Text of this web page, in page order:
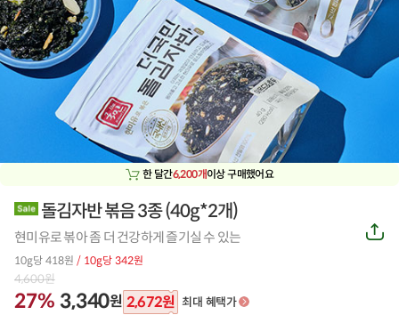
한 달간6,200개이상 구매했어요
돌김자반 볶음 3종 (40g*2개)
현미유로 볶아 좀 더 건강하게 즐기실 수 있는
10g당 418원 / 10g당 342원
4,600원
27% 3,340원 2,672원 최대 혜택가
공
유